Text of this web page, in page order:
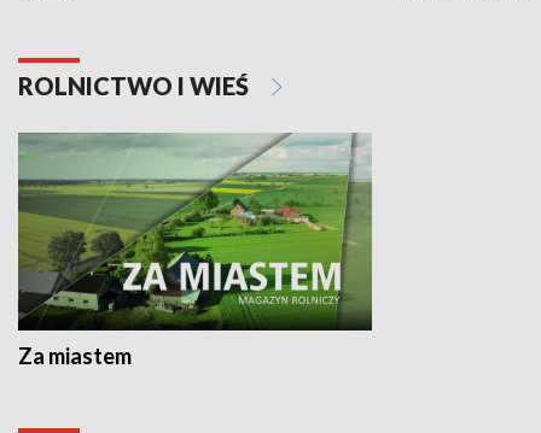
ROLNICTWO I WIEŚ
Za miastem